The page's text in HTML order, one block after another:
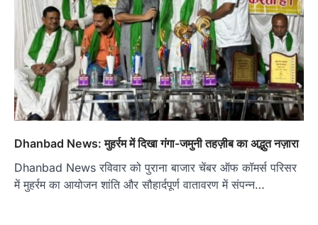
Dhanbad News: मुहर्रम में दिखा गंगा-जमुनी तहज़ीब का अद्भुत नज़ारा
Dhanbad News रविवार को पुराना बाजार चेंबर ऑफ कॉमर्स परिसर
में मुहर्रम का आयोजन शांति और सौहार्दपूर्ण वातावरण में संपन्न…